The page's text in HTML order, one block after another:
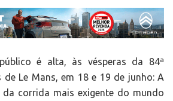
é alta, às vésperas da 84ª
Le Mans, em 18 e 19 de junho: A
da corrida mais exigente do mundo